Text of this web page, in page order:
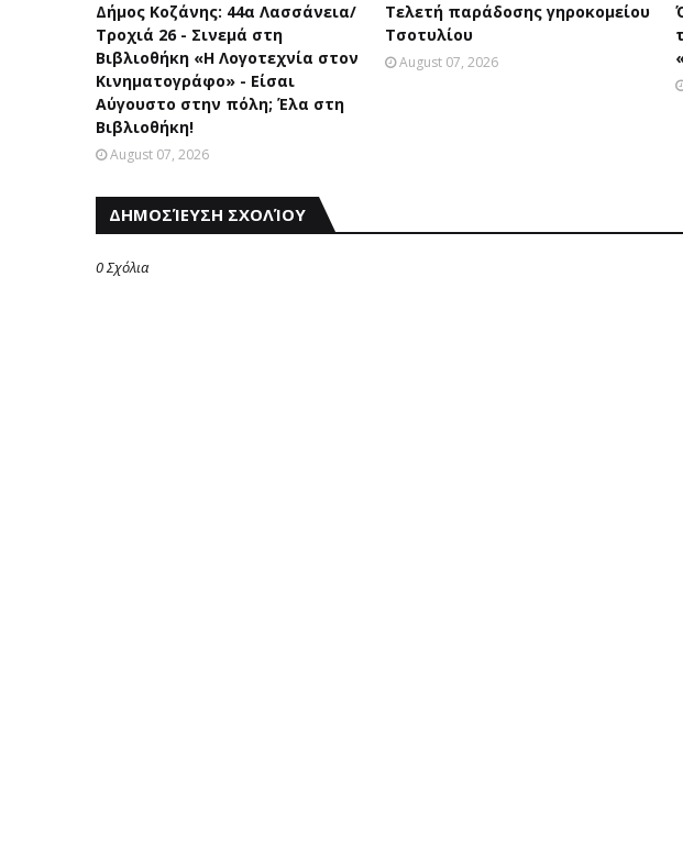
Δήμος Κοζάνης: 44α Λασσάνεια/
Τροχιά 26 - Σινεμά στη
Βιβλιοθήκη «Η Λογοτεχνία στον
Κινηματογράφο» - Είσαι
Αύγουστο στην πόλη; Έλα στη
Βιβλιοθήκη!
August 07, 2026
Τελετή παράδοσης γηροκομείου
Τσοτυλίου
August 07, 2026
ΔΗΜΟΣΊΕΥΣΗ ΣΧΟΛΊΟΥ
0 Σχόλια